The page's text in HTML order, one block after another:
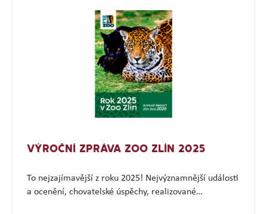
VÝROČNÍ ZPRÁVA ZOO ZLÍN 2025
To nejzajímavější z roku 2025! Nejvýznamnější události
a ocenění, chovatelské úspěchy, realizované…